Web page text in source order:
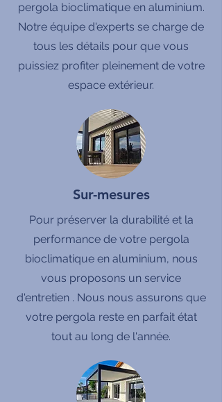
pergola bioclimatique en aluminium.
Notre équipe d'experts se charge de
tous les détails pour que vous
puissiez profiter pleinement de votre
espace extérieur.
Sur-mesures
Pour préserver la durabilité et la
performance de votre pergola
bioclimatique en aluminium, nous
vous proposons un service
d'entretien . Nous nous assurons que
votre pergola reste en parfait état
tout au long de l'année.